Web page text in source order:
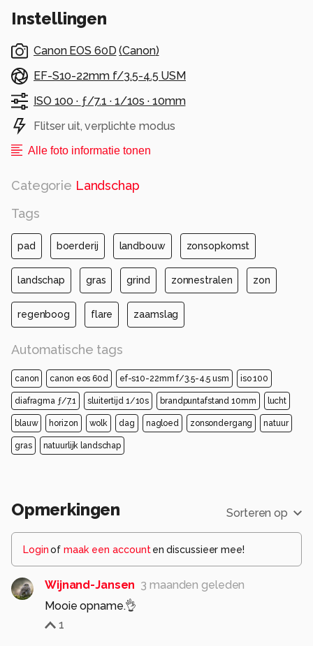
Instellingen
Canon EOS 60D (Canon)
EF-S10-22mm f/3.5-4.5 USM
ISO 100 · ƒ/7.1 · 1/10s · 10mm
Flitser uit, verplichte modus
Alle foto informatie tonen
Categorie Landschap
Tags
pad boerderij landbouw zonsopkomst
landschap gras grind zonnestralen zon
regenboog flare zaamslag
Automatische tags
canon canon eos 60d ef-s10-22mm f/3.5-4.5 usm iso 100
diafragma ƒ/7.1 sluitertijd 1/10s brandpuntafstand 10mm lucht
blauw horizon wolk dag nagloed zonsondergang natuur
gras natuurlijk landschap
Opmerkingen Sorteren op
Loginof maak een account en discussieer mee!
Wijnand-Jansen 3 maanden geleden
Mooie opname.👌
1